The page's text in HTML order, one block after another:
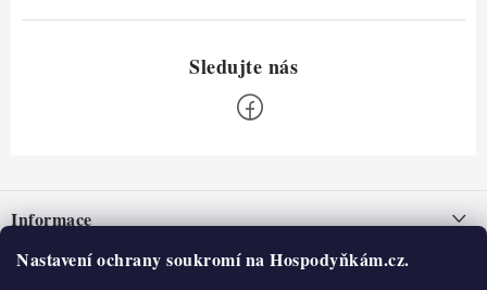
Nastavení ochrany soukromí na Hospodyňkám.cz.
pInformace
Nepřevzetí zásilky na dobírku
O nás